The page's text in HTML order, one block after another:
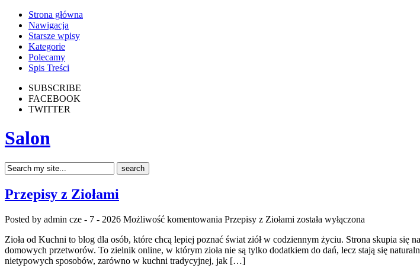
Strona główna
Nawigacja
Starsze wpisy
Kategorie
Polecamy
Spis Treści
SUBSCRIBE
FACEBOOK
TWITTER
Salon
Przepisy z Ziołami
Posted by admin cze - 7 - 2026 Możliwość komentowania Przepisy z Ziołami została wyłączona
Zioła od Kuchni to blog dla osób, które chcą lepiej poznać świat ziół w codziennym życiu. Strona skupia się
domowych przetworów. To zielnik online, w którym zioła nie są tylko dodatkiem do dań, lecz stają się
nietypowych sposobów, zarówno w kuchni tradycyjnej, jak […]